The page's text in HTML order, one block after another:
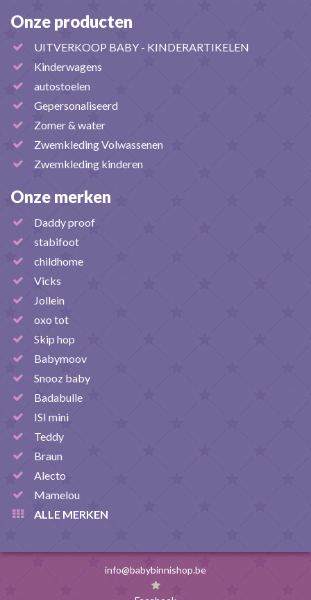
Onze producten
UITVERKOOP BABY - KINDERARTIKELEN
Kinderwagens
autostoelen
Gepersonaliseerd
Zomer & water
Zwemkleding Volwassenen
Zwemkleding kinderen
Onze merken
Daddy proof
stabifoot
childhome
Vicks
Jollein
oxo tot
Skip hop
Babymoov
Snooz baby
Badabulle
ISI mini
Teddy
Braun
Alecto
Mamelou
ALLE MERKEN
info@babybinnishop.be